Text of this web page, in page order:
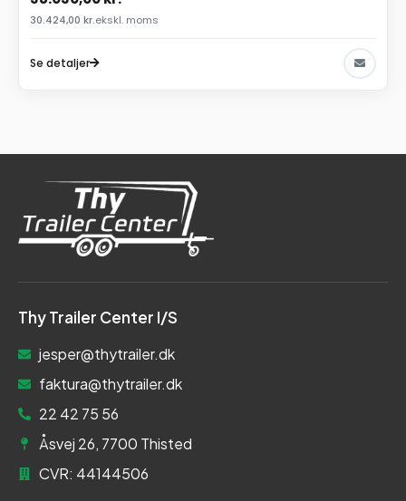
30.424,00 kr.ekskl. moms
Se detaljer
Thy Trailer Center I/S
jesper@thytrailer.dk
faktura@thytrailer.dk
22 42 75 56
Åsvej 26, 7700 Thisted
CVR: 44144506